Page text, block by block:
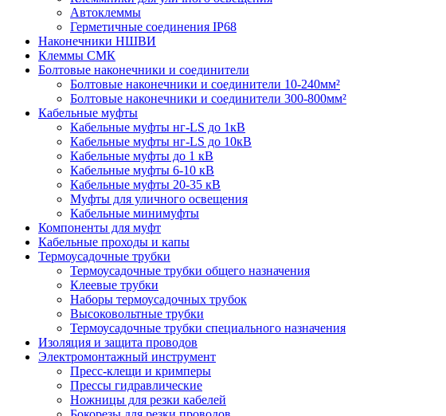
Автоклеммы
Герметичные соединения IP68
Наконечники НШВИ
Клеммы СМК
Болтовые наконечники и соединители
Болтовые наконечники и соединители 10-240мм²
Болтовые наконечники и соединители 300-800мм²
Кабельные муфты
Кабельные муфты нг-LS до 1кВ
Кабельные муфты нг-LS до 10кВ
Кабельные муфты до 1 кВ
Кабельные муфты 6-10 кВ
Кабельные муфты 20-35 кВ
Муфты для уличного освещения
Кабельные минимуфты
Компоненты для муфт
Кабельные проходы и капы
Термоусадочные трубки
Термоусадочные трубки общего назначения
Клеевые трубки
Наборы термоусадочных трубок
Высоковольтные трубки
Термоусадочные трубки специального назначения
Изоляция и защита проводов
Электромонтажный инструмент
Пресс-клещи и кримперы
Прессы гидравлические
Ножницы для резки кабелей